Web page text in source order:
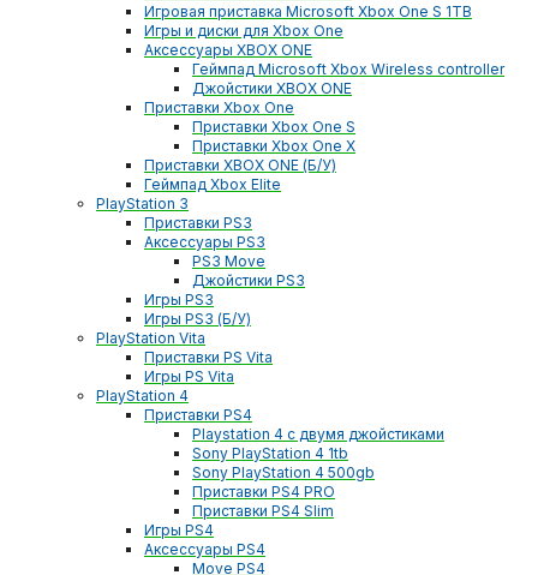
Игровая приставка Microsoft Xbox One S 1TB
Игры и диски для Xbox One
Аксессуары XBOX ONE
Геймпад Microsoft Xbox Wireless controller
Джойстики XBOX ONE
Приставки Xbox One
Приставки Xbox One S
Приставки Xbox One X
Приставки XBOX ONE (Б/У)
Геймпад Xbox Elite
PlayStation 3
Приставки PS3
Аксессуары PS3
PS3 Move
Джойстики PS3
Игры PS3
Игры PS3 (Б/У)
PlayStation Vita
Приставки PS Vita
Игры PS Vita
PlayStation 4
Приставки PS4
Playstation 4 с двумя джойстиками
Sony PlayStation 4 1tb
Sony PlayStation 4 500gb
Приставки PS4 PRO
Приставки PS4 Slim
Игры PS4
Аксессуары PS4
Move PS4